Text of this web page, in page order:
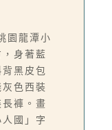
園龍潭小
身著藍
黑皮包
色西裝
褲。畫
國」字